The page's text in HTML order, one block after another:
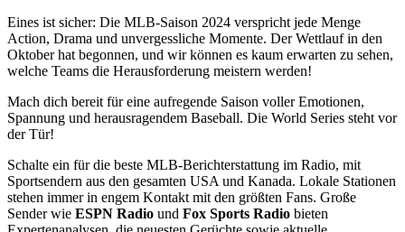
Eines ist sicher: Die MLB-Saison 2024 verspricht jede Menge
Action, Drama und unvergessliche Momente. Der Wettlauf in den
Oktober hat begonnen, und wir können es kaum erwarten zu sehen,
welche Teams die Herausforderung meistern werden!
Mach dich bereit für eine aufregende Saison voller Emotionen,
Spannung und herausragendem Baseball. Die World Series steht vor
der Tür!
Schalte ein für die beste MLB-Berichterstattung im Radio, mit
Sportsendern aus den gesamten USA und Kanada. Lokale Stationen
stehen immer in engem Kontakt mit den größten Fans. Große
Sender wie ESPN Radio und Fox Sports Radio bieten